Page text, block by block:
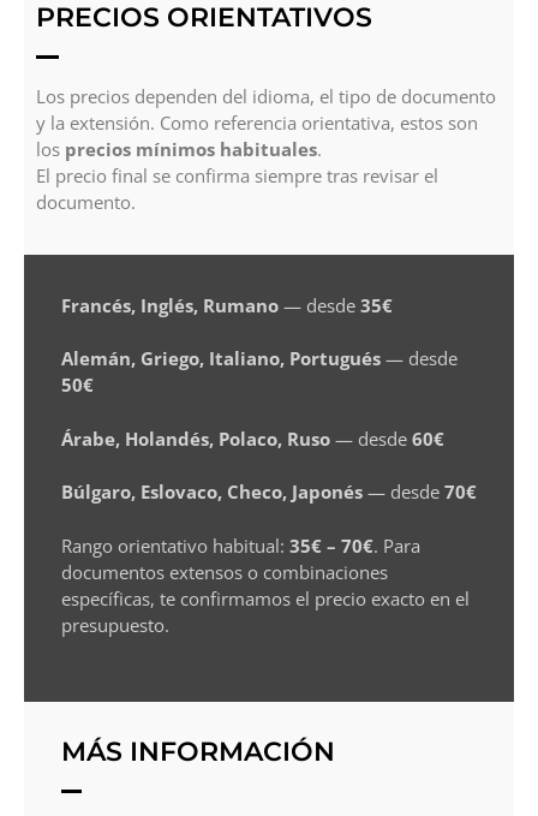
PRECIOS ORIENTATIVOS
Los precios dependen del idioma, el tipo de documento
y la extensión. Como referencia orientativa, estos son
los precios mínimos habituales.
El precio final se confirma siempre tras revisar el
documento.
Francés, Inglés, Rumano — desde 35€
Alemán, Griego, Italiano, Portugués — desde
50€
Árabe, Holandés, Polaco, Ruso — desde 60€
Búlgaro, Eslovaco, Checo, Japonés — desde 70€
Rango orientativo habitual: 35€ – 70€. Para
documentos extensos o combinaciones
específicas, te confirmamos el precio exacto en el
presupuesto.
MÁS INFORMACIÓN